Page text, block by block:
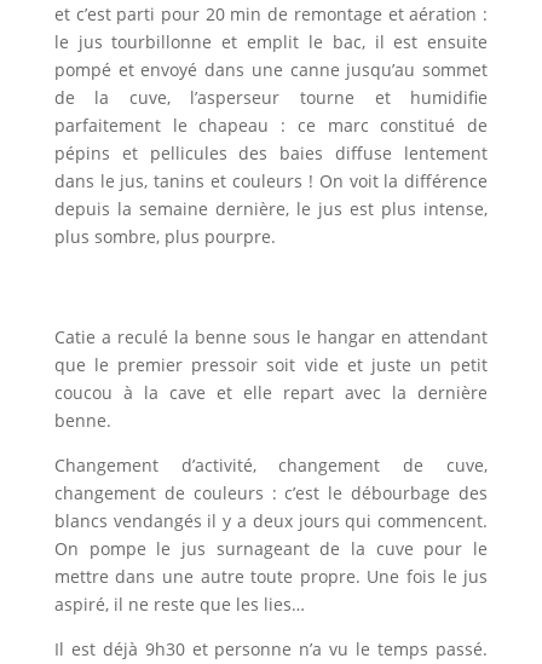
et c’est parti pour 20 min de remontage et aération :
le jus tourbillonne et emplit le bac, il est ensuite
pompé et envoyé dans une canne jusqu’au sommet
de la cuve, l’asperseur tourne et humidifie
parfaitement le chapeau : ce marc constitué de
pépins et pellicules des baies diffuse lentement
dans le jus, tanins et couleurs ! On voit la différence
depuis la semaine dernière, le jus est plus intense,
plus sombre, plus pourpre.
Catie a reculé la benne sous le hangar en attendant
que le premier pressoir soit vide et juste un petit
coucou à la cave et elle repart avec la dernière
benne.
Changement d’activité, changement de cuve,
changement de couleurs : c’est le débourbage des
blancs vendangés il y a deux jours qui commencent.
On pompe le jus surnageant de la cuve pour le
mettre dans une autre toute propre. Une fois le jus
aspiré, il ne reste que les lies…
Il est déjà 9h30 et personne n’a vu le temps passé.